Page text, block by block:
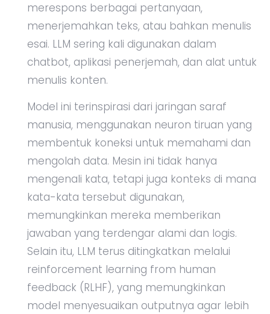
merespons berbagai pertanyaan,
menerjemahkan teks, atau bahkan menulis
esai. LLM sering kali digunakan dalam
chatbot, aplikasi penerjemah, dan alat untuk
menulis konten.
Model ini terinspirasi dari jaringan saraf
manusia, menggunakan neuron tiruan yang
membentuk koneksi untuk memahami dan
mengolah data. Mesin ini tidak hanya
mengenali kata, tetapi juga konteks di mana
kata-kata tersebut digunakan,
memungkinkan mereka memberikan
jawaban yang terdengar alami dan logis.
Selain itu, LLM terus ditingkatkan melalui
reinforcement learning from human
feedback (RLHF), yang memungkinkan
model menyesuaikan outputnya agar lebih